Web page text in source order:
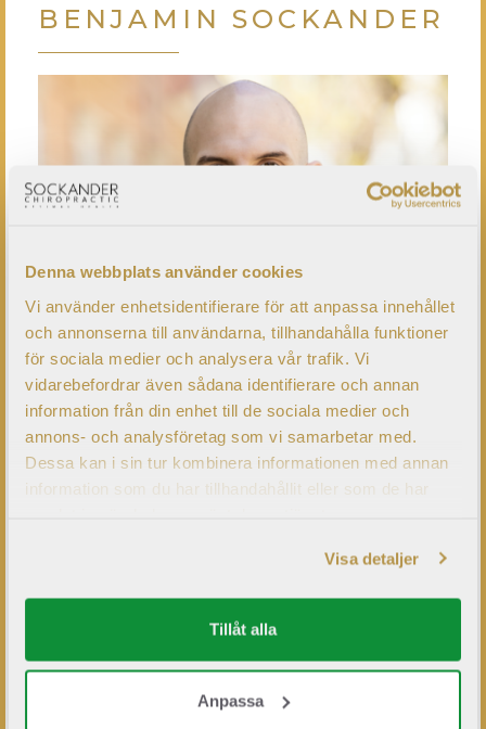
Denna webbplats använder cookies
Vi använder enhetsidentifierare för att anpassa innehållet
och annonserna till användarna, tillhandahålla funktioner
för sociala medier och analysera vår trafik. Vi
vidarebefordrar även sådana identifierare och annan
information från din enhet till de sociala medier och
annons- och analysföretag som vi samarbetar med.
Dessa kan i sin tur kombinera informationen med annan
information som du har tillhandahållit eller som de har
Visa detaljer
Tillåt alla
Anpassa
BENJAMIN SOCKANDER
DC, MCHIRO, DACNB